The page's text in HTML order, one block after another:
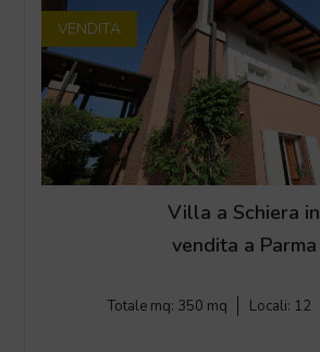
VENDITA
Villa a Schiera in
vendita a Parma
Totale mq: 350 mq Locali: 12